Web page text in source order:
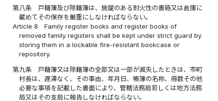
第八条
戸籍簿及び除籍簿は、施錠のある耐火性の書箱又は倉庫に
蔵めてその保存を厳重にしなければならない。
Article 8
Family register books and register books of
removed family registers shall be kept under strict guard by
storing them in a lockable fire-resistant bookcase or
repository.
第九条
戸籍簿又は除籍簿の全部又は一部が滅失したときは、市町
村長は、遅滞なく、その事由、年月日、帳簿の名称、冊数その他
必要な事項を記載した書面により、管轄法務局若しくは地方法務
局又はその支局に報告しなければならない。